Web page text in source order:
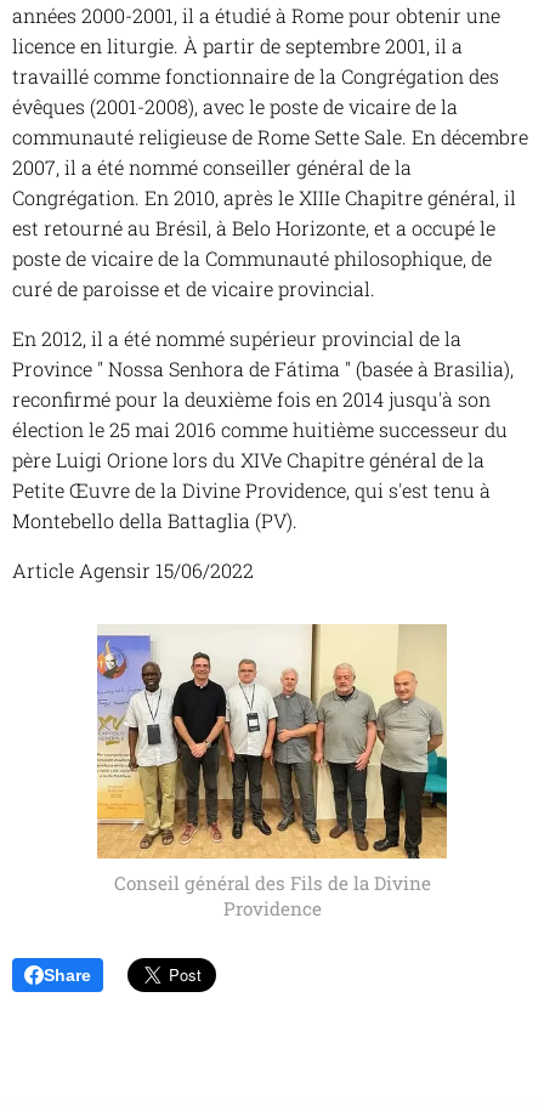
années 2000-2001, il a étudié à Rome pour obtenir une
licence en liturgie. À partir de septembre 2001, il a
travaillé comme fonctionnaire de la Congrégation des
évêques (2001-2008), avec le poste de vicaire de la
communauté religieuse de Rome Sette Sale. En décembre
2007, il a été nommé conseiller général de la
Congrégation. En 2010, après le XIIIe Chapitre général, il
est retourné au Brésil, à Belo Horizonte, et a occupé le
poste de vicaire de la Communauté philosophique, de
curé de paroisse et de vicaire provincial.
En 2012, il a été nommé supérieur provincial de la
Province " Nossa Senhora de Fátima " (basée à Brasilia),
reconfirmé pour la deuxième fois en 2014 jusqu'à son
élection le 25 mai 2016 comme huitième successeur du
père Luigi Orione lors du XIVe Chapitre général de la
Petite Œuvre de la Divine Providence, qui s'est tenu à
Montebello della Battaglia (PV).
Article Agensir 15/06/2022
Conseil général des Fils de la Divine
Providence
Share